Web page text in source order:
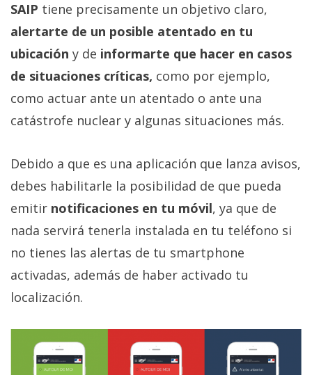
Cambiar
opciones
de
privacidad
/
Aviso
Legal
El medio de
digital donde
todas las
noticias sobre
tecnología,
móviles,
apps,
informática,
videojuegos,
trucos y
tutoriales.
El Grupo
SAIP tiene precisamente un objetivo claro,
alertarte de un posible atentado en tu
ubicación y de informarte que hacer en casos
de situaciones críticas, como por ejemplo,
como actuar ante un atentado o ante una
catástrofe nuclear y algunas situaciones más.
Debido a que es una aplicación que lanza avisos,
debes habilitarle la posibilidad de que pueda
emitir notificaciones en tu móvil, ya que de
nada servirá tenerla instalada en tu teléfono si
no tienes las alertas de tu smartphone
activadas, además de haber activado tu
localización.